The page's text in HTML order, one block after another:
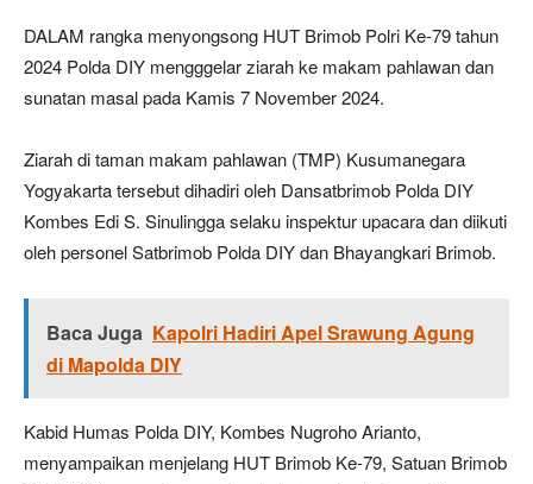
DALAM rangka menyongsong HUT Brimob Polri Ke-79 tahun
2024 Polda DIY mengggelar ziarah ke makam pahlawan dan
sunatan masal pada Kamis 7 November 2024.
Ziarah di taman makam pahlawan (TMP) Kusumanegara
Yogyakarta tersebut dihadiri oleh Dansatbrimob Polda DIY
Kombes Edi S. Sinulingga selaku inspektur upacara dan diikuti
oleh personel Satbrimob Polda DIY dan Bhayangkari Brimob.
Baca Juga Kapolri Hadiri Apel Srawung Agung
di Mapolda DIY
Kabid Humas Polda DIY, Kombes Nugroho Arianto,
menyampaikan menjelang HUT Brimob Ke-79, Satuan Brimob